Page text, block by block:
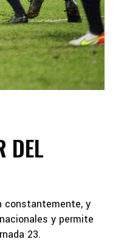
DEL
constantemente, y
y permite
23.